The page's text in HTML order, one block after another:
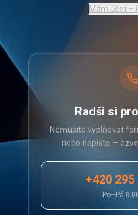
Mám účet –
Radši si
Nemusíte vyplňovat
nebo napište —
+420 295
Po–Pá